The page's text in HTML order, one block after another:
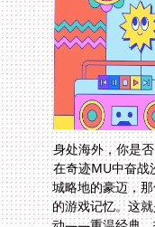
身处海外，你是
在奇迹MU中奋
城略地的豪迈，
的游戏记忆。这
动——重温经典，
美好的回忆总被
你在勇者大陆寸
灭，甚至因为地
距离和网络壁垒
谈。这不仅是一
碍。本文将剖析